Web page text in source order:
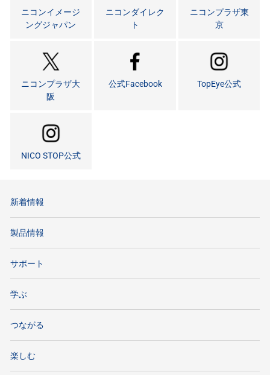
ニコンイメージ
ングジャパン
ニコンダイレク
ト
ニコンプラザ東
京
ニコンプラザ大
阪
公式Facebook TopEye公式
NICO STOP公式
新着情報
製品情報
サポート
学ぶ
つながる
楽しむ